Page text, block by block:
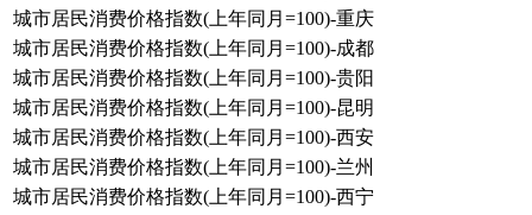
城市居民消费价格指数(上年同月=100)-重庆
城市居民消费价格指数(上年同月=100)-成都
城市居民消费价格指数(上年同月=100)-贵阳
城市居民消费价格指数(上年同月=100)-昆明
城市居民消费价格指数(上年同月=100)-西安
城市居民消费价格指数(上年同月=100)-兰州
城市居民消费价格指数(上年同月=100)-西宁